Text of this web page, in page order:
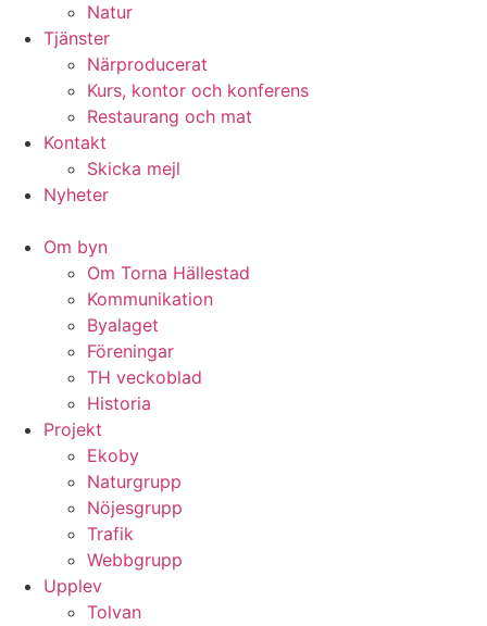
Natur
Tjänster
Närproducerat
Kurs, kontor och konferens
Restaurang och mat
Kontakt
Skicka mejl
Nyheter
Om byn
Om Torna Hällestad
Kommunikation
Byalaget
Föreningar
TH veckoblad
Historia
Projekt
Ekoby
Naturgrupp
Nöjesgrupp
Trafik
Webbgrupp
Upplev
Tolvan